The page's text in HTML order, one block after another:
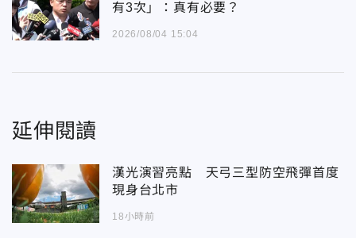
有3次」：真有必要？
2026/08/04 15:04
延伸閱讀
漢光演習亮點 天弓三型防空飛彈首度
現身台北市
18小時前